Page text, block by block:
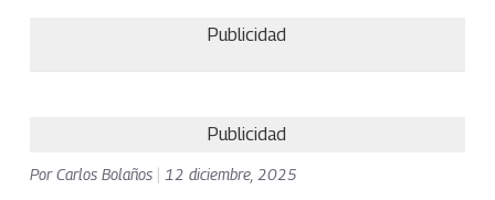
Publicidad
Publicidad
PorCarlos Bolaños 12 diciembre, 2025